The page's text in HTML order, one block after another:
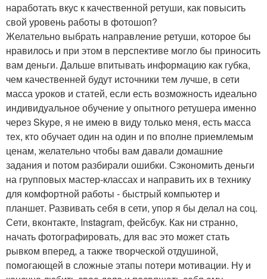
наработать вкус к качественной ретуши, как повысить
свой уровень работы в фотошоп?
Желательно выбрать направление ретуши, которое бы
нравилось и при этом в перспективе могло бы приносить
вам деньги. Дальше впитывать информацию как губка,
чем качественней будут источники тем лучше, в сети
масса уроков и статей, если есть возможность идеально
индивидуальное обучение у опытного ретушера именно
через Skype, я не имею в виду только меня, есть масса
тех, кто обучает один на один и по вполне приемлемым
ценам, желательно чтобы вам давали домашние
задания и потом разбирали ошибки. Сэкономить деньги
на групповых мастер-классах и направить их в технику
для комфортной работы - быстрый компьютер и
планшет. Развивать себя в сети, упор я бы делал на соц.
Сети, вконтакте, Instagram, фейсбук. Как ни странно,
начать фотографировать, для вас это может стать
рывком вперед, а также творческой отдушиной,
помогающей в сложные этапы потери мотивации. Ну и